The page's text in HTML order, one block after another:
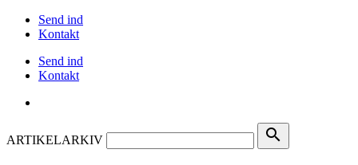
Send ind
Kontakt
Send ind
Kontakt
ARTIKELARKIV search